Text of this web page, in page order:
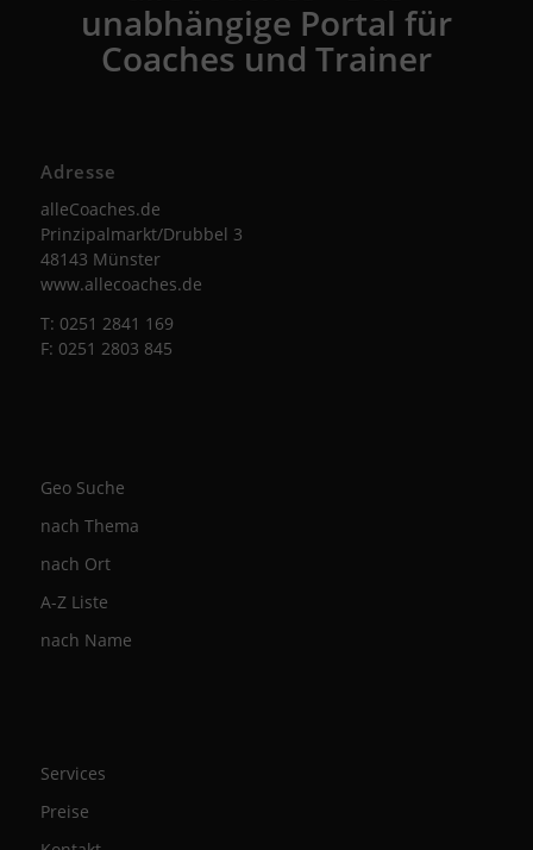
unabhängige Portal für
Coaches und Trainer
Adresse
alleCoaches.de
Prinzipalmarkt/Drubbel 3
48143 Münster
www.allecoaches.de
T: 0251 2841 169
F: 0251 2803 845
Geo Suche
nach Thema
nach Ort
A-Z Liste
nach Name
Services
Preise